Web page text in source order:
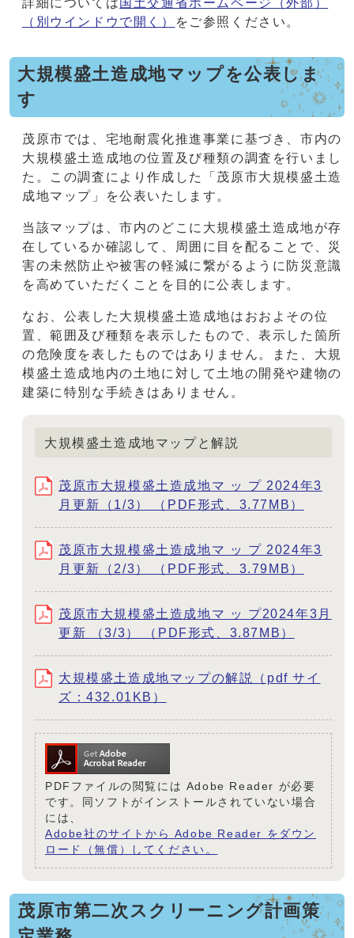
詳細については 国土交通省ホームページ（外部）
（別ウインドウで開く）
をご参照ください。
大規模盛土造成地マップを公表しま
す
茂原市では、宅地耐震化推進事業に基づき、市内の
大規模盛土造成地の位置及び種類の調査を行いまし
た。この調査により作成した「茂原市大規模盛土造
成地マップ」を公表いたします。
当該マップは、市内のどこに大規模盛土造成地が存
在しているか確認して、周囲に目を配ることで、災
害の未然防止や被害の軽減に繋がるように防災意識
を高めていただくことを目的に公表します。
なお、公表した大規模盛土造成地はおおよその位
置、範囲及び種類を表示したもので、表示した箇所
の危険度を表したものではありません。また、大規
模盛土造成地内の土地に対して土地の開発や建物の
建築に特別な手続きはありません。
大規模盛土造成地マップと解説
茂原市大規模盛土造成地マ ッ プ 2024年3
月更新（1/3） （PDF形式、3.77MB）
茂原市大規模盛土造成地マ ッ プ 2024年3
月更新（2/3） （PDF形式、3.79MB）
茂原市大規模盛土造成地マ ッ プ2024年3月
更新 （3/3） （PDF形式、3.87MB）
大規模盛土造成地マップの解説（pdf サイ
ズ：432.01KB）
PDFファイルの閲覧には Adobe Reader が必要
です。同ソフトがインストールされていない場合
には、
Adobe社のサイトから Adobe Reader をダウン
ロード（無償）してください。
茂原市第二次スクリーニング計画策